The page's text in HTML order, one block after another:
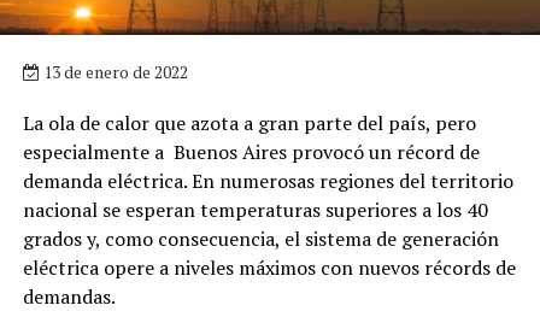
13 de enero de 2022
La ola de calor que azota a gran parte del país, pero
especialmente a Buenos Aires provocó un récord de
demanda eléctrica. En numerosas regiones del territorio
nacional se esperan temperaturas superiores a los 40
grados y, como consecuencia, el sistema de generación
eléctrica opere a niveles máximos con nuevos récords de
demandas.